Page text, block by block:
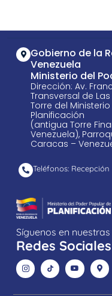
Gobierno de la
Venezuela
Ministerio del
Dirección: Av.
Transversal de Las
Torre del
Planificación
(antigua Torre
Venezuela),
Caracas –
Teléfonos: Recepción
Síguenos en nuestras
Redes Sociales